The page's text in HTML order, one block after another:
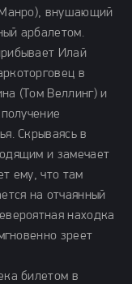
внушающий
арбалетом.
Илай
в
(Том Веллинг) и
Скрываясь в
и замечает
ему, что там
на отчаянный
находка
зреет
билетом в